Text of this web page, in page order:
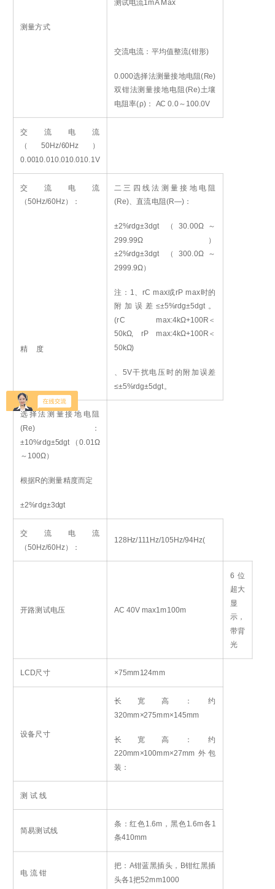
测量方式
测试电流1mA Max
交流电流：平均值整流(钳形)
0.000选择法测量接地电阻(Re)
双钳法测量接地电阻(Re)土壤
电阻率(ρ) ： AC 0.0～100.0V
交流电流
（50Hz/60Hz）
0.0010.01 0.010.010.1V
交流电流
（50Hz/60Hz）：
精 度
二三四线法测量接地电阻
(Re)、直流电阻(R—)：
±2%rdg±3dgt （30.00Ω～
299.99Ω）
±2%rdg±3dgt （300.0Ω～
2999.9Ω）
注：1、rC max或rP max时的
附加误差≤±5%rdg±5dgt。
(rC max:4kΩ+100R＜
50kΩ, rP max:4kΩ+100R＜
50kΩ)
、5V干扰电压时的附加误差
≤±5%rdg±5dgt。
选择法测量接地电阻
(Re)：
±10%rdg±5dgt（0.01Ω
～100Ω）
根据R的测量精度而定
±2%rdg±3dgt
交流电流
（50Hz/60Hz）：
128Hz/111Hz/105Hz/94Hz(
开路测试电压 AC 40V max1m100m
6 位
超大
显
示，
带背
光
LCD尺寸 ×75mm124mm
设备尺寸
长宽高：约
320mm×275mm×145mm
长宽高：约
220mm×100mm×27mm 外包
装 ：
测 试 线
简易测试线
条：红色1.6m，黑色1.6m各1
条410mm
电 流 钳
把：A钳蓝黑插头，B钳红黑插
头各1把52mm1000